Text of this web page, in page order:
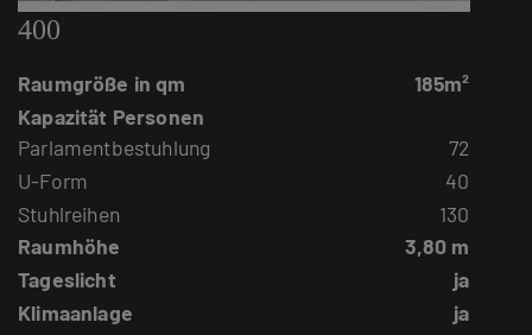
400
Raumgröße in qm
185m²
Kapazität Personen
Parlamentbestuhlung
72
U-Form
40
Stuhlreihen
130
Raumhöhe
3,80 m
Tageslicht
ja
Klimaanlage
ja